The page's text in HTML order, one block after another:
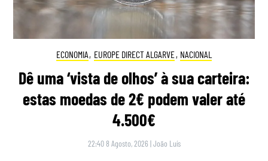
ECONOMIA, EUROPE DIRECT ALGARVE, NACIONAL
Dê uma ‘vista de olhos’ à sua carteira:
estas moedas de 2€ podem valer até
4.500€
22:40 8 Agosto, 2026 |João Luís